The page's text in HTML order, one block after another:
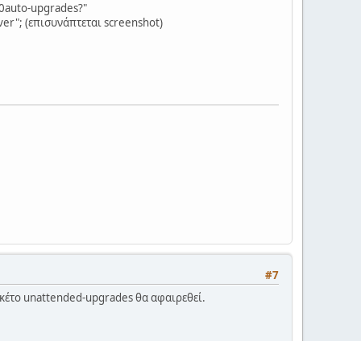
upgrades?"
(επισυνάπτεται screenshot)
#7
unattended-upgrades θα αφαιρεθεί.